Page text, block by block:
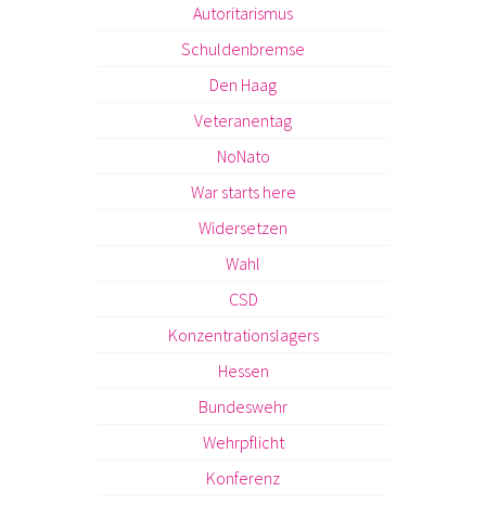
Autoritarismus
Schuldenbremse
Den Haag
Veteranentag
NoNato
War starts here
Widersetzen
Wahl
CSD
Konzentrationslagers
Hessen
Bundeswehr
Wehrpflicht
Konferenz